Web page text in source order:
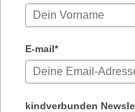
E-mail*
kindverbunden